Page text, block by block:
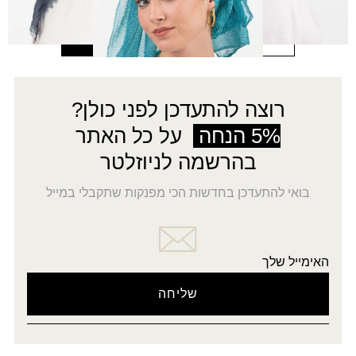
1
2
7
8
רוצה להתעדכן לפני כולן?
5% הנחה
על כל האתר
בהרשמה לניוזלטר
בואי להתעדכן בחדשות הכי מפנקות שתקבלי במייל
האימייל שלך